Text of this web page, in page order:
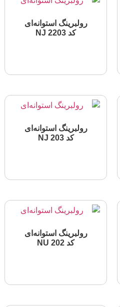
رولبرینگ استوانه‌ای
رولبرینگ استوانه‌ای
رولبرینگ استوانه‌ای